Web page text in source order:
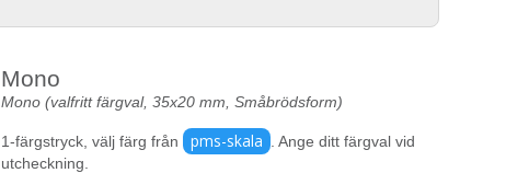
Mono
Mono (valfritt färgval, 35x20 mm, Småbrödsform)
1-färgstryck, välj färg från pms-skala
. Ange ditt färgval vid
utcheckning.